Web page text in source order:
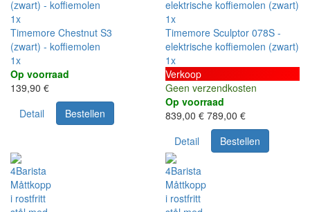
1x
Timemore Chestnut S3
(zwart) - koffiemolen
1x
Op voorraad
139,90 €
Detail
Bestellen
1x
Timemore Sculptor 078S -
elektrische koffiemolen (zwart)
1x
Verkoop
Geen verzendkosten
Op voorraad
839,00 € 789,00 €
Detail
Bestellen